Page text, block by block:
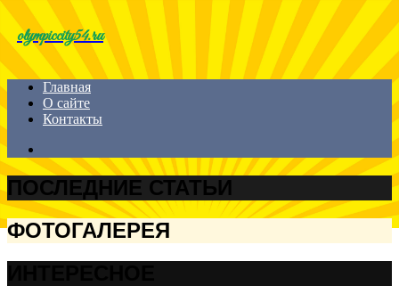
Menu
olympiccity54.ru
Главная
О сайте
Контакты
for
ПОСЛЕДНИЕ СТАТЬИ
ФОТОГАЛЕРЕЯ